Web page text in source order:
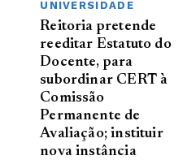
UNIVERSIDADE
Reitoria pretende
reeditar Estatuto do
Docente, para
subordinar CERT à
Comissão
Permanente de
Avaliação; instituir
nova instância